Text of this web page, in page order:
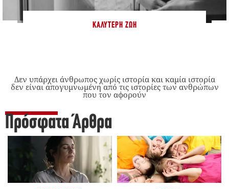
ΚΑΛΎΤΕΡΗ ΖΩΉ
Δεν υπάρχει άνθρωπος χωρίς ιστορία και καμία ιστορία
δεν είναι απογυμνωμένη από τις ιστορίες των ανθρώπων
που τον αφορούν
Πρόσφατα Άρθρα